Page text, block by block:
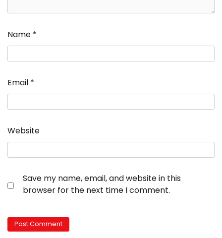
Name *
Email *
Website
Save my name, email, and website in this
browser for the next time I comment.